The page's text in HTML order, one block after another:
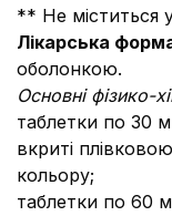
** Не міститься
Лікарcька
оболонкою.
Основні фізико-
таблетки по 30
вкриті
кольору;
таблетки по 60